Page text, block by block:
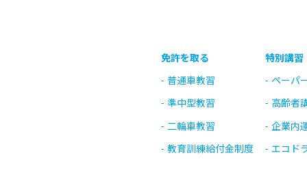
免許を取る
普通車教習
準中型教習
二輪車教習
教育訓練給付金制度
特別講習
ペーパ
高齢者
企業内
エコド